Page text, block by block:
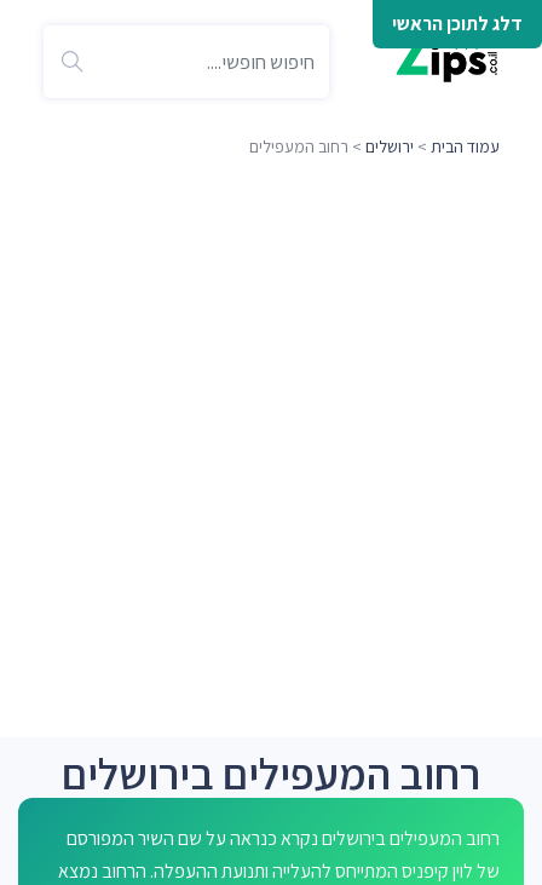
דלג לתוכן הראשי
עמוד הבית > ירושלים > רחוב המעפילים
רחוב המעפילים בירושלים
רחוב המעפילים בירושלים נקרא כנראה על שם השיר המפורסם
של לוין קיפניס המתייחס להעלייה ותנועת ההעפלה. הרחוב נמצא